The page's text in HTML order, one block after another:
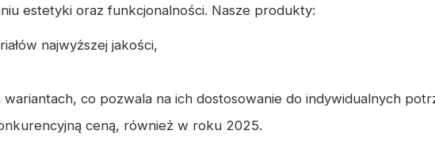
estetyki oraz funkcjonalności. Nasze produkty:
najwyższej jakości,
co pozwala na ich dostosowanie do indywidualnych
ceną, również w roku 2025.